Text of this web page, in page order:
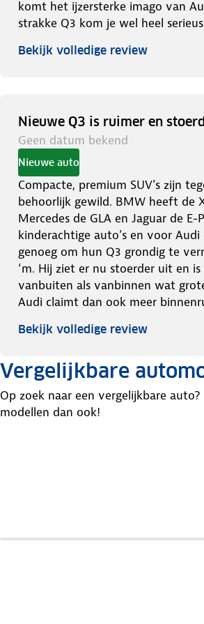
komt het ijzersterke imago van
strakke Q3 kom je wel heel
Bekijk volledige review
Nieuwe Q3 is ruimer en
Geen datum bekend
Nieuwe auto
Compacte, premium SUV’s zijn
behoorlijk gewild. BMW heeft de
Mercedes de GLA en Jaguar de E-
kinderachtige auto’s en voor Audi
genoeg om hun Q3 grondig te
‘m. Hij ziet er nu stoerder uit en is
vanbuiten als vanbinnen wat
Audi claimt dan ook meer
Bekijk volledige review
Vergelijkbare
Op zoek naar een vergelijkbare auto?
modellen dan ook!